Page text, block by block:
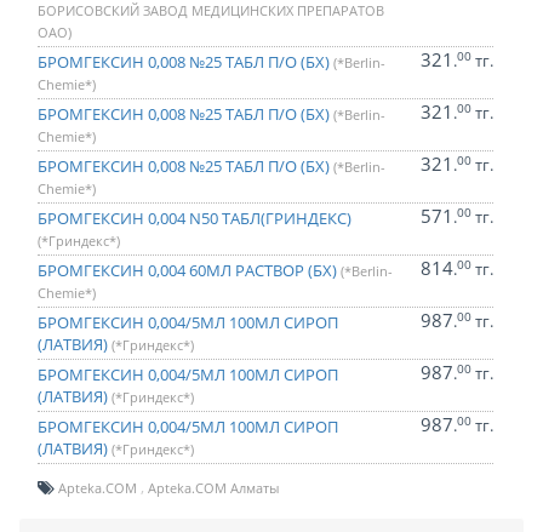
БОРИСОВСКИЙ ЗАВОД МЕДИЦИНСКИХ ПРЕПАРАТОВ
ОАО)
БРОМГЕКСИН 0,008 №25 ТАБЛ П/О (БХ) (*Berlin-
Chemie*)
321 .00 тг.
БРОМГЕКСИН 0,008 №25 ТАБЛ П/О (БХ) (*Berlin-
Chemie*)
321 .00 тг.
БРОМГЕКСИН 0,008 №25 ТАБЛ П/О (БХ) (*Berlin-
Chemie*)
321 .00 тг.
БРОМГЕКСИН 0,004 N50 ТАБЛ(ГРИНДЕКС)
(*Гриндекс*)
571 .00 тг.
БРОМГЕКСИН 0,004 60МЛ РАСТВОР (БХ) (*Berlin-
Chemie*)
814.00 тг.
БРОМГЕКСИН 0,004/5МЛ 100МЛ СИРОП
(ЛАТВИЯ) (*Гриндекс*)
987.00 тг.
БРОМГЕКСИН 0,004/5МЛ 100МЛ СИРОП
(ЛАТВИЯ) (*Гриндекс*)
987.00 тг.
БРОМГЕКСИН 0,004/5МЛ 100МЛ СИРОП
(ЛАТВИЯ) (*Гриндекс*)
987.00 тг.
Apteka.COM Apteka.COM Алматы